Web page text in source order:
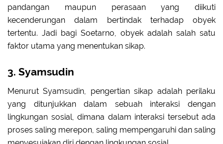
pandangan maupun perasaan yang diikuti
kecenderungan dalam bertindak terhadap obyek
tertentu. Jadi bagi Soetarno, obyek adalah salah satu
faktor utama yang menentukan sikap.
3. Syamsudin
Menurut Syamsudin, pengertian sikap adalah perilaku
yang ditunjukkan dalam sebuah interaksi dengan
lingkungan sosial, dimana dalam interaksi tersebut ada
proses saling merepon, saling mempengaruhi dan saling